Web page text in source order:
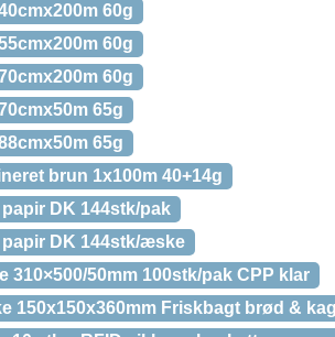
60g
60g
60g
65g
65g
brun 1x100m 40+14g
DK 144stk/pak
DK 144stk/æske
310×500/50mm 100stk/pak CPP klar
150x150x360mm Friskbagt brød &